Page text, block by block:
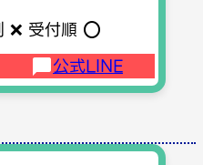
❌ 受付順 ⭕️
公式LINE